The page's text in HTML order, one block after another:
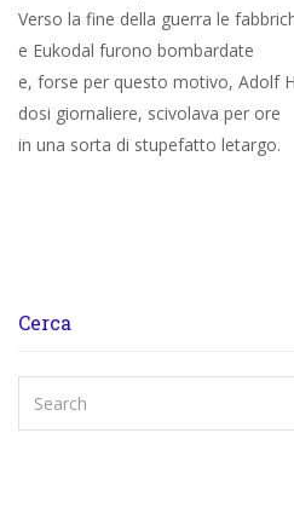
Verso la fine della guerra le
e Eukodal furono bombardate
e, forse per questo motivo, Adolf
dosi giornaliere, scivolava per ore
in una sorta di stupefatto letargo.
Cerca